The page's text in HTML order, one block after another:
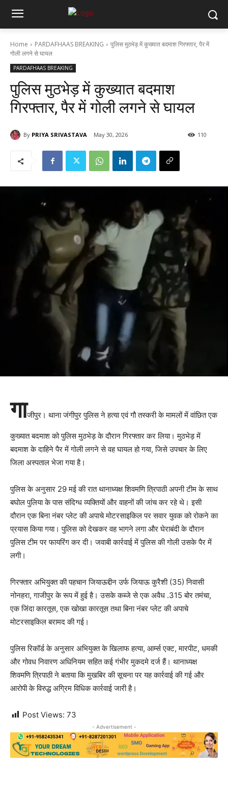
Home PARDAFHAAS BREAKING
पुलिस मुठभेड़ में कुख्यात बदमाश गिरफ्तार, पैर में
गोली लगने से घायल
PARDAFHAAS BREAKING
पुलिस मुठभेड़ में कुख्यात बदमाश
गिरफ्तार, पैर में गोली लगने से घायल
By PRIYA SRIVASTAVA May 30, 2026 110
गाजीपुर। थाना जंगीपुर पुलिस ने हत्या एवं गौ तस्करी के मामलों में वांछित एक
कुख्यात बदमाश को पुलिस मुठभेड़ के दौरान गिरफ्तार कर लिया। मुठभेड़ में
बदमाश के दाहिने पैर में गोली लगने से वह घायल हो गया, जिसे उपचार के लिए
जिला अस्पताल भेजा गया है।
पुलिस के अनुसार 29 मई की रात थानाध्यक्ष शिवमणि त्रिपाठी अपनी टीम के साथ
बघोल पुलिया के पास संदिग्ध व्यक्तियों और वाहनों की जांच कर रहे थे। इसी
दौरान एक बिना नंबर प्लेट की अपाचे मोटरसाइकिल पर सवार युवक को रोकने का
प्रयास किया गया। पुलिस को देखकर वह भागने लगा और घेराबंदी के दौरान
पुलिस टीम पर फायरिंग कर दी। जवाबी कार्रवाई में पुलिस की गोली उसके पैर में
लगी।
गिरफ्तार अभियुक्त की पहचान जियाऊद्दीन उर्फ जियाऊ कुरैशी (35) निवासी
नोनहरा, गाजीपुर के रूप में हुई है। उसके कब्जे से एक अवैध .315 बोर तमंचा,
एक जिंदा कारतूस, एक खोखा कारतूस तथा बिना नंबर प्लेट की अपाचे
मोटरसाइकिल बरामद की गई।
पुलिस रिकॉर्ड के अनुसार अभियुक्त के खिलाफ हत्या, आर्म्स एक्ट, मारपीट, धमकी
और गोवध निवारण अधिनियम सहित कई गंभीर मुकदमे दर्ज हैं। थानाध्यक्ष
शिवमणि त्रिपाठी ने बताया कि मुखबिर की सूचना पर यह कार्रवाई की गई और
आरोपी के विरुद्ध अग्रिम विधिक कार्रवाई जारी है।
Post Views: 73
- Advertisement -